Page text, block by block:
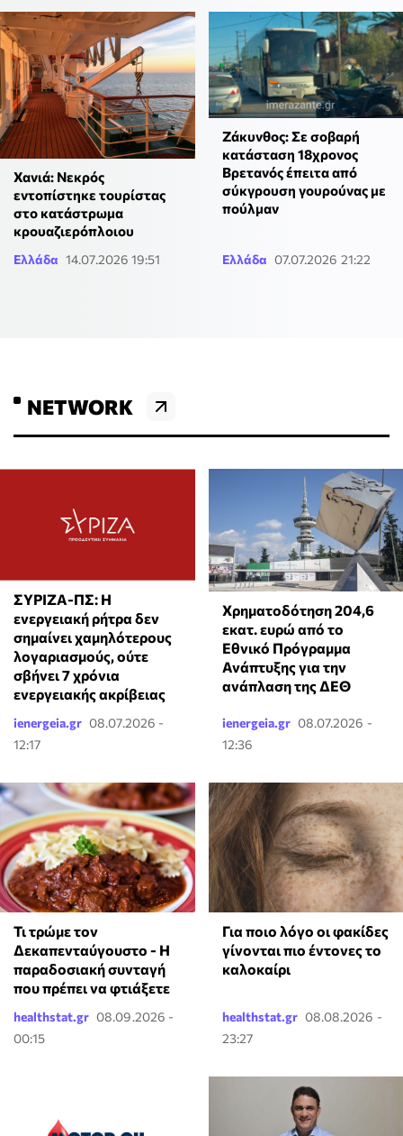
Χανιά: Νεκρός
εντοπίστηκε τουρίστας
στο κατάστρωμα
κρουαζιερόπλοιου
Ελλάδα 14.07.2026 19:51
Ζάκυνθος: Σε σοβαρή
κατάσταση 18χρονος
Βρετανός έπειτα από
σύκγρουση γουρούνας με
πούλμαν
Ελλάδα 07.07.2026 21:22
NETWORK
ΣΥΡΙΖΑ-ΠΣ: Η
ενεργειακή ρήτρα δεν
σημαίνει χαμηλότερους
λογαριασμούς, ούτε
σβήνει 7 χρόνια
ενεργειακής ακρίβειας
ienergeia.gr 08.07.2026 -
12:17
Χρηματοδότηση 204,6
εκατ. ευρώ από το
Εθνικό Πρόγραμμα
Ανάπτυξης για την
ανάπλαση της ΔΕΘ
ienergeia.gr 08.07.2026 -
12:36
Τι τρώμε τον
Δεκαπενταύγουστο - Η
παραδοσιακή συνταγή
που πρέπει να φτιάξετε
healthstat.gr 08.09.2026 -
00:15
Για ποιο λόγο οι φακίδες
γίνονται πιο έντονες το
καλοκαίρι
healthstat.gr 08.08.2026 -
23:27